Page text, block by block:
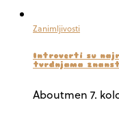
Zanimljivosti
Introverti su
tvrdnjama
Aboutmen 7.